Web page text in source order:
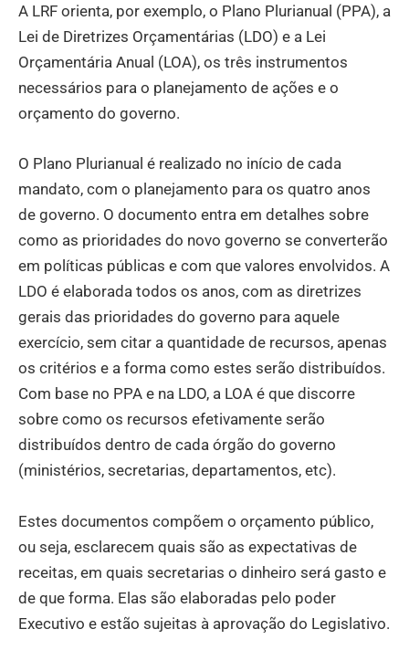
A LRF orienta, por exemplo, o Plano Plurianual (PPA), a
Lei de Diretrizes Orçamentárias (LDO) e a Lei
Orçamentária Anual (LOA), os três instrumentos
necessários para o planejamento de ações e o
orçamento do governo.
O Plano Plurianual é realizado no início de cada
mandato, com o planejamento para os quatro anos
de governo. O documento entra em detalhes sobre
como as prioridades do novo governo se converterão
em políticas públicas e com que valores envolvidos. A
LDO é elaborada todos os anos, com as diretrizes
gerais das prioridades do governo para aquele
exercício, sem citar a quantidade de recursos, apenas
os critérios e a forma como estes serão distribuídos.
Com base no PPA e na LDO, a LOA é que discorre
sobre como os recursos efetivamente serão
distribuídos dentro de cada órgão do governo
(ministérios, secretarias, departamentos, etc).
Estes documentos compõem o orçamento público,
ou seja, esclarecem quais são as expectativas de
receitas, em quais secretarias o dinheiro será gasto e
de que forma. Elas são elaboradas pelo poder
Executivo e estão sujeitas à aprovação do Legislativo.